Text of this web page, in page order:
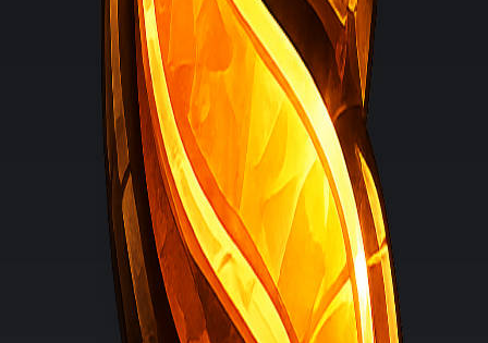
Twitch / Streamer
100+ Follower
5+ durchschnittliche Zuschauer
500+ Follower
1.500+ durchschnittliche Aufrufe pro Video